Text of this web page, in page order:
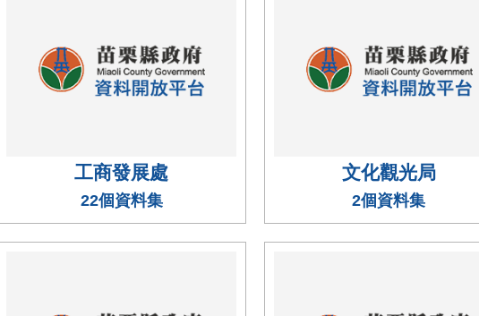
工商發展處
22個資料集
文化觀光局
2個資料集